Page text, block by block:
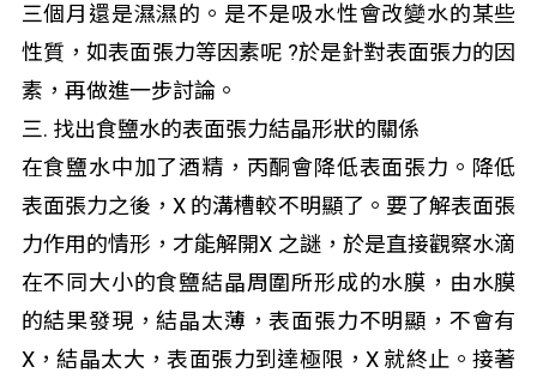
三個月還是濕濕的。是不是吸水性會改變水的某些
性質，如表面張力等因素呢 ?於是針對表面張力的因
素，再做進一步討論。
三. 找出食鹽水的表面張力結晶形狀的關係
在食鹽水中加了酒精，丙酮會降低表面張力。降低
表面張力之後，X 的溝槽較不明顯了。要了解表面張
力作用的情形，才能解開X 之謎，於是直接觀察水滴
在不同大小的食鹽結晶周圍所形成的水膜，由水膜
的結果發現，結晶太薄，表面張力不明顯，不會有
X，結晶太大，表面張力到達極限，X 就終止。接著